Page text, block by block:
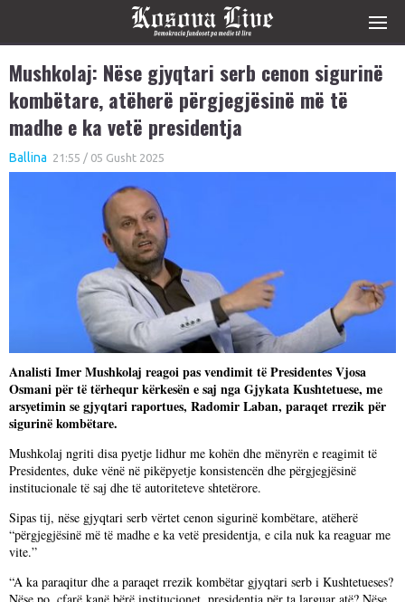
Mushkolaj: Nëse gjyqtari serb cenon sigurinë
kombëtare, atëherë përgjegjësinë më të
madhe e ka vetë presidentja
Ballina 21:55 / 05 Gusht 2025
Analisti Imer Mushkolaj reagoi pas vendimit të Presidentes Vjosa
Osmani për të tërhequr kërkesën e saj nga Gjykata Kushtetuese, me
arsyetimin se gjyqtari raportues, Radomir Laban, paraqet rrezik për
sigurinë kombëtare.
Mushkolaj ngriti disa pyetje lidhur me kohën dhe mënyrën e reagimit të
Presidentes, duke vënë në pikëpyetje konsistencën dhe përgjegjësinë
institucionale të saj dhe të autoriteteve shtetërore.
Sipas tij, nëse gjyqtari serb vërtet cenon sigurinë kombëtare, atëherë
“përgjegjësinë më të madhe e ka vetë presidentja, e cila nuk ka reaguar me
vite.”
“A ka paraqitur dhe a paraqet rrezik kombëtar gjyqtari serb i Kushtetueses?